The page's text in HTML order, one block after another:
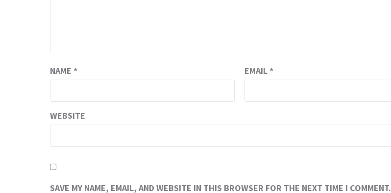
NAME * EMAIL *
WEBSITE
SAVE MY NAME, EMAIL, AND WEBSITE IN THIS BROWSER FOR THE NEXT TIME I COMMENT.